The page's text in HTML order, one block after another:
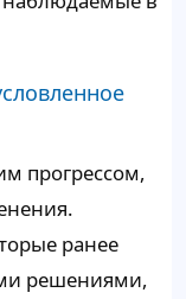
прогрессом,
ранее
решениями,